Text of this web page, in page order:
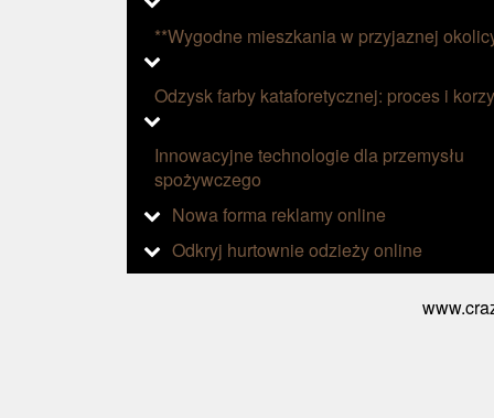
**Wygodne mieszkania w przyjaznej
Odzysk farby kataforetycznej: proces i
Innowacyjne technologie dla przemysłu
spożywczego
Nowa forma reklamy online
Odkryj hurtownie odzieży online